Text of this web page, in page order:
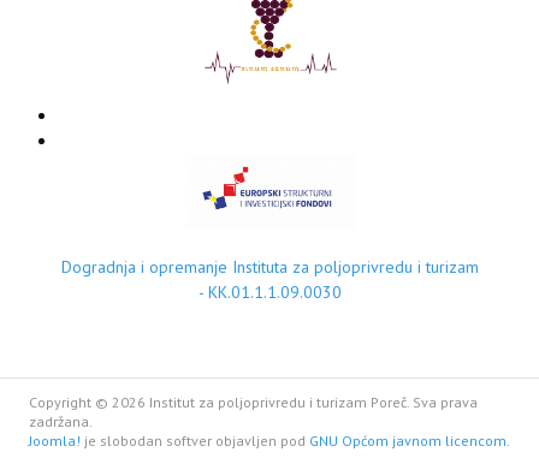
Dogradnja i opremanje Instituta za poljoprivredu i turizam
- KK.01.1.1.09.0030
Copyright © 2026 Institut za poljoprivredu i turizam Poreč. Sva prava
zadržana.
Joomla! je slobodan softver objavljen pod GNU Općom javnom licencom.